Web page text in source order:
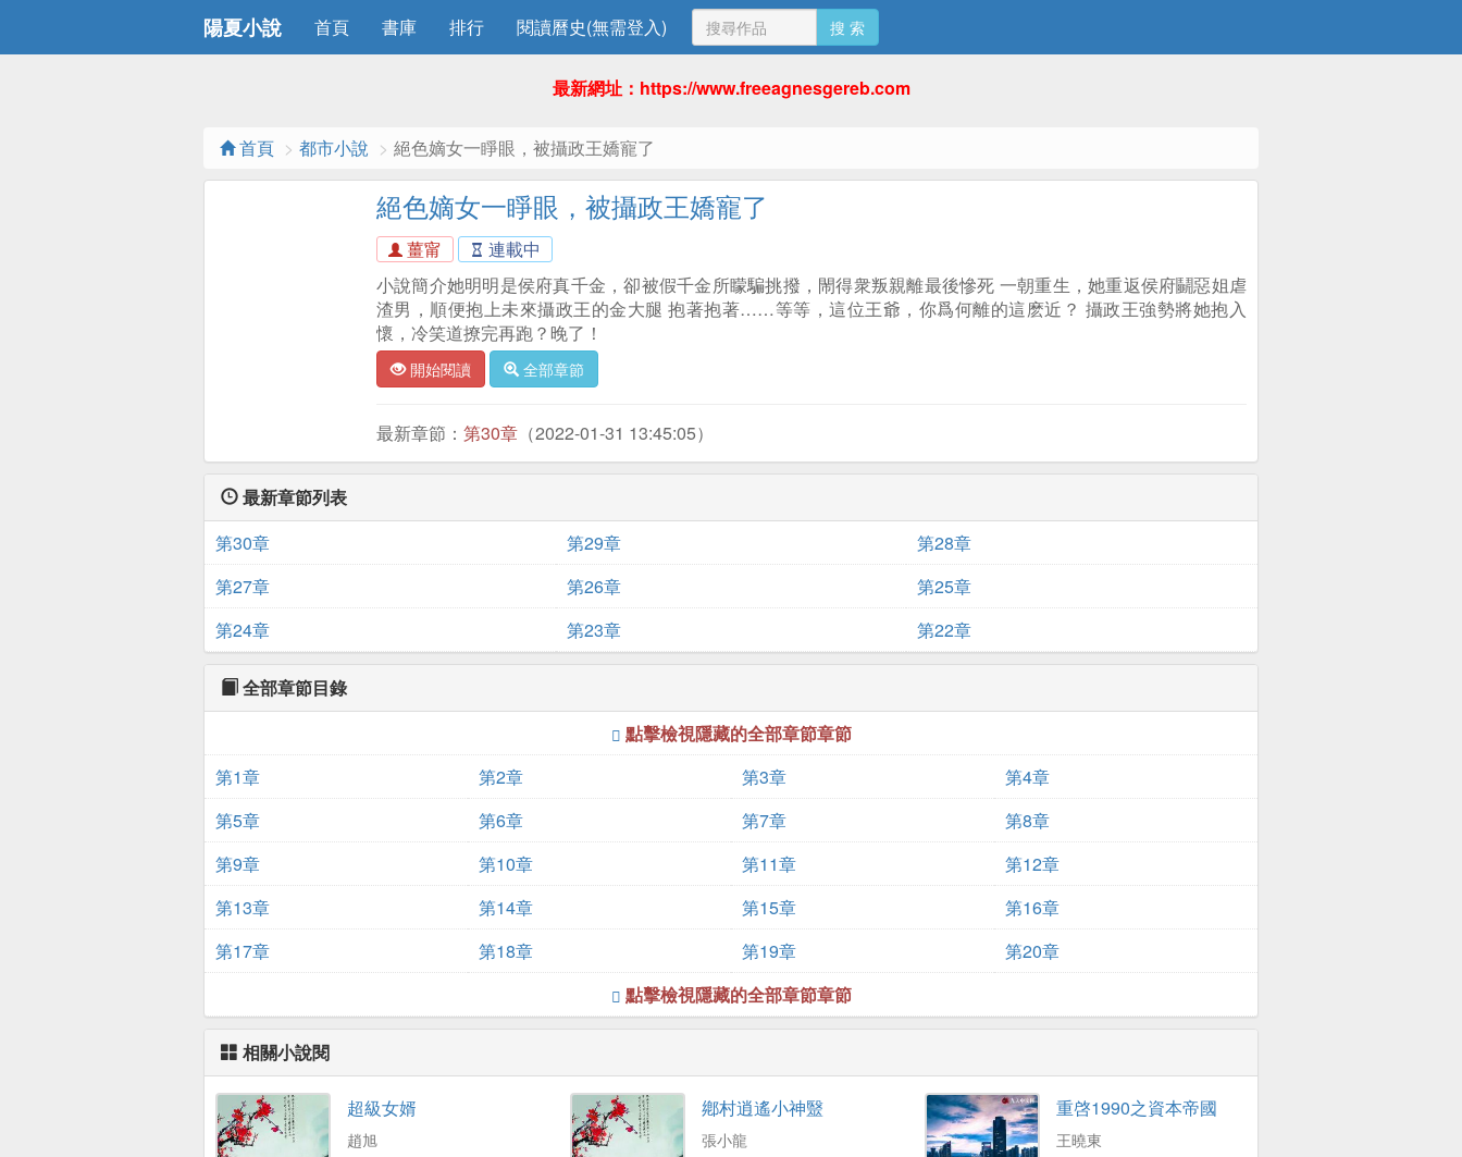
陽夏小說 首頁 書庫 排行 閱讀曆史(無需登入) 搜 索
最新網址：https://www.freeagnesgereb.com
首頁 都市小說 絕色嫡女一睜眼，被攝政王嬌寵了
絕色嫡女一睜眼，被攝政王嬌寵了
薑甯
連載中
小說簡介她明明是侯府真千金，卻被假千金所矇騙挑撥，閙得衆叛親離最後慘死 一朝重生，她重返侯府鬭惡姐虐
渣男，順便抱上未來攝政王的金大腿 抱著抱著……等等，這位王爺，你爲何離的這麽近？ 攝政王強勢將她抱入
懷，冷笑道撩完再跑？晚了！
開始閱讀 全部章節
最新章節： 第30章（2022-01-31 13:45:05）
最新章節列表
第30章
第29章
第28章
第27章
第26章
第25章
第24章
第23章 第22章
全部章節目錄
點擊檢視隱藏的全部章節章節
第1章
第2章 第3章
第4章
第5章
第6章 第7章
第8章
第9章
第10章 第11章
第12章
第13章
第14章 第15章
第16章
第17章
第18章 第19章
第20章
點擊檢視隱藏的全部章節章節
相關小說閱
超級女婿
趙旭
鄕村逍遙小神毉
張小龍
重啓1990之資本帝國
王曉東